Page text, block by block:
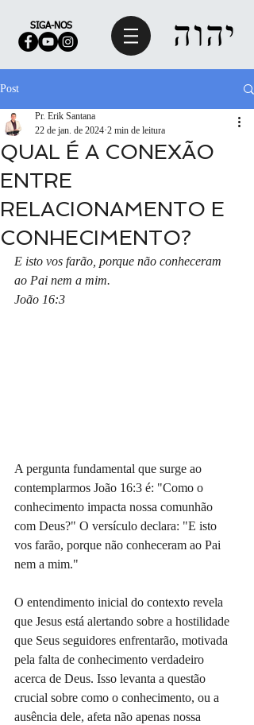
SIGA-NOS
Post
QUAL É A CONEXÃO
ENTRE
RELACIONAMENTO E
CONHECIMENTO?
Pr. Erik Santana
22 de jan. de 2024 2 min de leitura
E isto vos farão, porque não conheceram
ao Pai nem a mim.
João 16:3
A pergunta fundamental que surge ao
contemplarmos João 16:3 é: "Como o
conhecimento impacta nossa comunhão
com Deus?" O versículo declara: "E isto
vos farão, porque não conheceram ao Pai
nem a mim."
O entendimento inicial do contexto revela
que Jesus está alertando sobre a hostilidade
que Seus seguidores enfrentarão, motivada
pela falta de conhecimento verdadeiro
acerca de Deus. Isso levanta a questão
crucial sobre como o conhecimento, ou a
ausência dele, afeta não apenas nossa